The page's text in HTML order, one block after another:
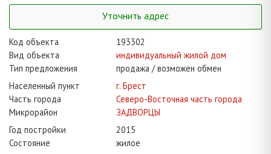
Уточнить адрес
Код объекта
193302
Вид объекта
индивидуальный жилой дом
Тип предложения
продажа / возможен обмен
Населенный пункт
г. Брест
Часть города
Северо-Восточная часть города
Микрорайон
ЗАДВОРЦЫ
Год постройки
2015
Состояние
жилое